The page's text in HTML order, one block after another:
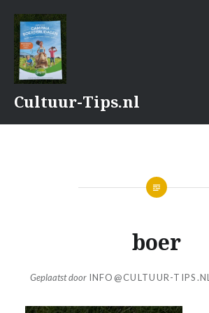
inhoud
springen
Cultuur-Tips.nl
boer
Geplaatst door INFO@CULTUUR-TIPS.NL